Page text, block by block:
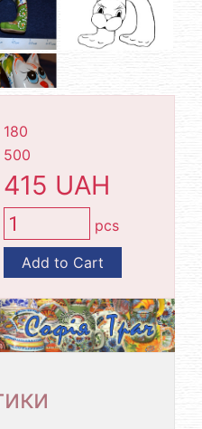
180
500
415 UAH
pcs
Add to Cart